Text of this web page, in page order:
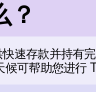
？
速存款并持有
可帮助您进行